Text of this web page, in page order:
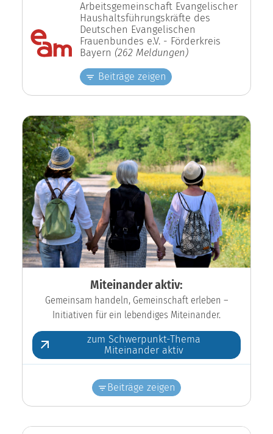
Arbeitsgemeinschaft Evangelischer
Haushaltsführungskräfte des
Deutschen Evangelischen
Frauenbundes e.V. - Förderkreis
Bayern (262 Meldungen)
Beiträge zeigen
Miteinander aktiv:
Gemeinsam handeln, Gemeinschaft erleben –
Initiativen für ein lebendiges Miteinander.
zum Schwerpunkt-Thema
Miteinander aktiv
Beiträge zeigen